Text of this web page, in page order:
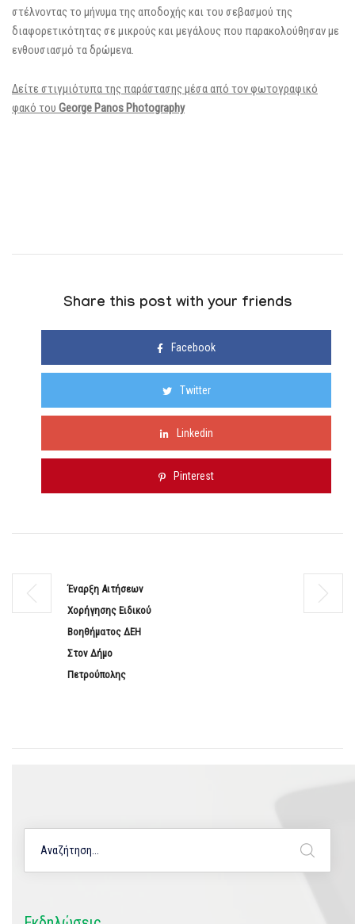
στέλνοντας το μήνυμα της αποδοχής και του σεβασμού της
διαφορετικότητας σε μικρούς και μεγάλους που παρακολούθησαν με
ενθουσιασμό τα δρώμενα.
Δείτε στιγμιότυπα της παράστασης μέσα από τον φωτογραφικό
φακό του George Panos Photography
Share this post with your friends
Facebook
Twitter
Linkedin
Pinterest
Έναρξη Αιτήσεων
Χορήγησης Ειδικού
Βοηθήματος ΔΕΗ
Στον Δήμο
Πετρούπολης